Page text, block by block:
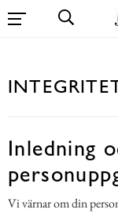
Inledning
Vi värnar om din